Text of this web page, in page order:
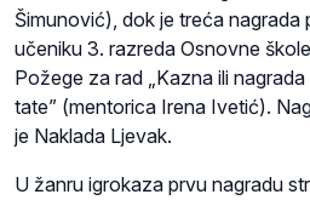
Šimunović), dok je treća nagrada
učeniku 3. razreda Osnovne
Požege za rad „Kazna ili
tate” (mentorica Irena Ivetić).
je Naklada Ljevak.
U žanru igrokaza prvu nagradu